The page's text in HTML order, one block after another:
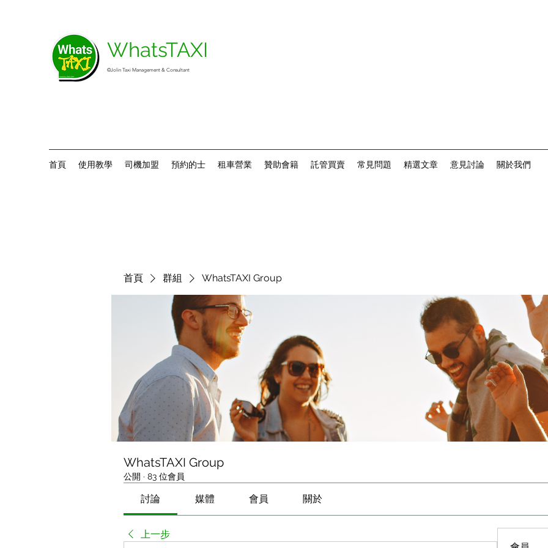
WhatsTAXI
©Jolin Taxi Management & Consultant
首頁 使用教學 司機加盟 預約的士 租車營業 贊助會籍 託管買賣 常見問題 精選文章 意見討論 關於我們
首頁 群組 WhatsTAXI Group
WhatsTAXI Group
公開 · 83 位會員
討論 媒體 會員 關於
上一步